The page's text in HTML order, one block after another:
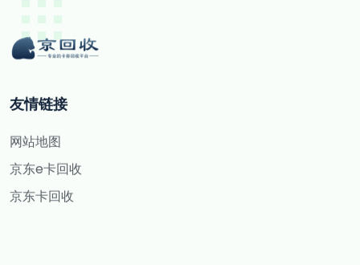
友情链接
网站地图
京东e卡回收
京东卡回收